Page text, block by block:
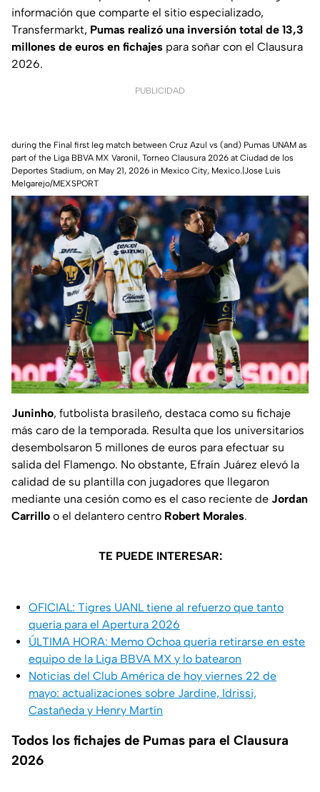
información que comparte el sitio especializado,
Transfermarkt, Pumas realizó una inversión total de 13,3
millones de euros en fichajes para soñar con el Clausura
2026.
PUBLICIDAD
during the Final first leg match between Cruz Azul vs (and) Pumas UNAM as
part of the Liga BBVA MX Varonil, Torneo Clausura 2026 at Ciudad de los
Deportes Stadium, on May 21, 2026 in Mexico City, Mexico.|Jose Luis
Melgarejo/MEXSPORT
Juninho, futbolista brasileño, destaca como su fichaje
más caro de la temporada. Resulta que los universitarios
desembolsaron 5 millones de euros para efectuar su
salida del Flamengo. No obstante, Efraín Juárez elevó la
calidad de su plantilla con jugadores que llegaron
mediante una cesión como es el caso reciente de Jordan
Carrillo o el delantero centro Robert Morales.
TE PUEDE INTERESAR:
OFICIAL: Tigres UANL tiene al refuerzo que tanto
quería para el Apertura 2026
ÚLTIMA HORA: Memo Ochoa quería retirarse en este
equipo de la Liga BBVA MX y lo batearon
Noticias del Club América de hoy viernes 22 de
mayo: actualizaciones sobre Jardine, Idrissi,
Castañeda y Henry Martín
Todos los fichajes de Pumas para el Clausura
2026